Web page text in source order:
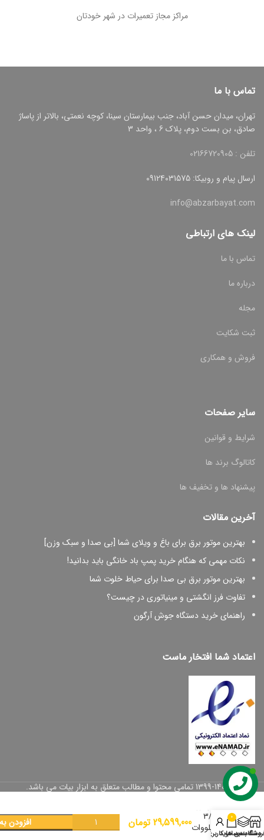
مراکز مجاز تعمیرات در شهر خودتان
تماس با ما
تهران، میدان حسن آباد، جنب بیمارستان سینا، کوچه نعمتی، بالاتر از پاساژ
صادق، بن بست دوم، پلاک 6 ، واحد 3
تلفن : 02166720905
ارسال پیام و روبیکا: 09124031575
info@abzarbayat.com
لینک های ارتباطی
تماس با ما
درباره ما
مجله
ثبت شکایت
فروش و همکاری
سایر صفحات
شرایط و قوانین
کاتالوگ برند ها
پیشنهاد ها و تخفیف ها
آخرین مقالات
بهترین موتور برق برای باغ و ویلای شما [بی صدا و سبک وزن]
نکات مهمی که هنگام خرید پمپ باد خانگی باید بدانید!
بهترین موتور برق بی صدا برای حیاط خلوت شما
تفاوت فرز انگشتی و مینیاتوری در چیست؟
راهنمای خرید دستگاه جوش آرگون
اعتماد شما افتخار ماست
© 1399-1402 تمامی محتوا و مطالب متعلق به ابزار بیات می باشد.
موتور
برق
۳/۵
کیلووات29,599,000 تومان افزودن
دسته بندی ها
0
سبد خرید
حساب کاربری من